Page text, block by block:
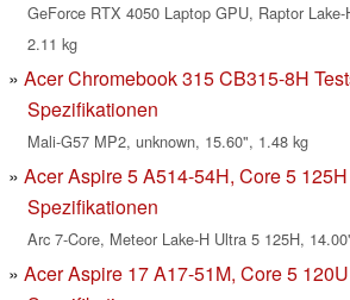
GeForce RTX 4050 Laptop GPU, Raptor
2.11 kg
Acer Chromebook 315 CB315-8H
Spezifikationen
Mali-G57 MP2, unknown, 15.60", 1.48 kg
Acer Aspire 5 A514-54H, Core 5
Spezifikationen
Arc 7-Core, Meteor Lake-H Ultra 5 125H,
Acer Aspire 17 A17-51M, Core 5